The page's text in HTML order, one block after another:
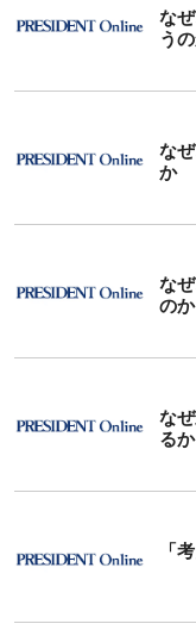
な
う
な
か
な
のか
な
るか
「